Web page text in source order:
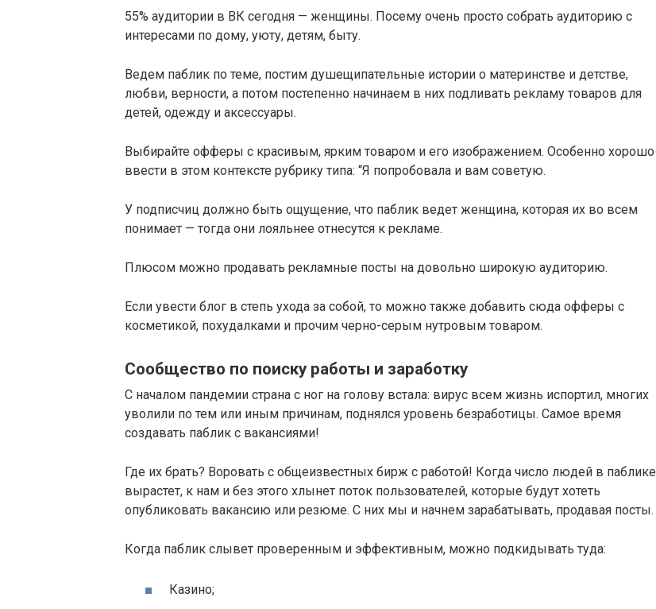
55% аудитории в ВК сегодня — женщины. Посему очень просто собрать аудиторию с
интересами по дому, уюту, детям, быту.
Ведем паблик по теме, постим душещипательные истории о материнстве и детстве,
любви, верности, а потом постепенно начинаем в них подливать рекламу товаров для
детей, одежду и аксессуары.
Выбирайте офферы с красивым, ярким товаром и его изображением. Особенно хорошо
ввести в этом контексте рубрику типа: “Я попробовала и вам советую.
У подписчиц должно быть ощущение, что паблик ведет женщина, которая их во всем
понимает — тогда они лояльнее отнесутся к рекламе.
Плюсом можно продавать рекламные посты на довольно широкую аудиторию.
Если увести блог в степь ухода за собой, то можно также добавить сюда офферы с
косметикой, похудалками и прочим черно-серым нутровым товаром.
Сообщество по поиску работы и заработку
С началом пандемии страна с ног на голову встала: вирус всем жизнь испортил, многих
уволили по тем или иным причинам, поднялся уровень безработицы. Самое время
создавать паблик с вакансиями!
Где их брать? Воровать с общеизвестных бирж с работой! Когда число людей в паблике
вырастет, к нам и без этого хлынет поток пользователей, которые будут хотеть
опубликовать вакансию или резюме. С них мы и начнем зарабатывать, продавая посты.
Когда паблик слывет проверенным и эффективным, можно подкидывать туда:
Казино;